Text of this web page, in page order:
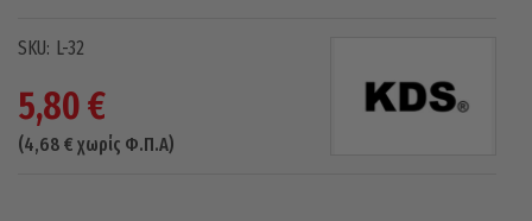
L-32
5,80€
(4,68 € χωρίς Φ.Π.Α)